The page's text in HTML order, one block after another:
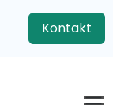
Kontakt